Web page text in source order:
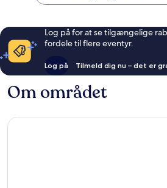
Log på for at se tilgængelige
fordele til flere eventyr.
Log på Tilmeld dig nu – det er
Om området